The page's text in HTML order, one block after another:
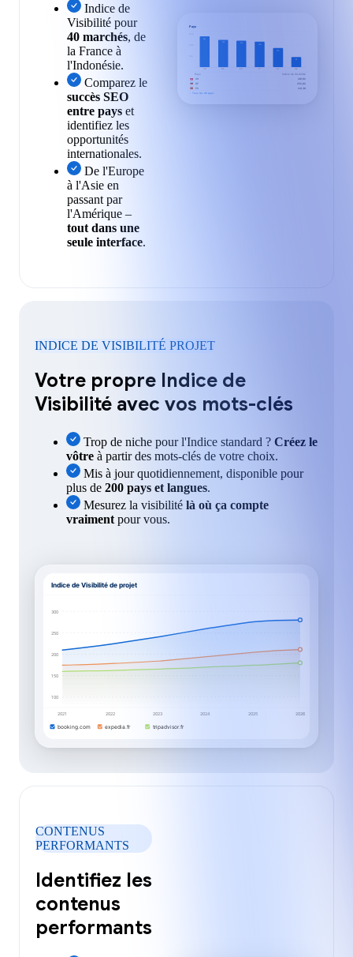
Indice de
Visibilité pour
40 marchés, de
la France à
l'Indonésie.
Comparez le
succès SEO
entre pays et
identifiez les
opportunités
internationales.
De l'Europe
à l'Asie en
passant par
l'Amérique –
tout dans une
seule interface.
Pays
281
234
175
Pays Indice de Visibilité
281,92
DE 250,80
ES 241,36
Tous les 40 pays
INDICE DE VISIBILITÉ PROJET
Votre propre Indice de
Visibilité avec vos mots-clés
Trop de niche pour l'Indice standard ? Créez le
vôtre à partir des mots-clés de votre choix.
Mis à jour quotidiennement, disponible pour
plus de 200 pays et langues.
Mesurez la visibilité là où ça compte
vraiment pour vous.
Indice de Visibilité de projet
300
250
200
150
100
2021 2022 2023 2024 2025 2026
booking.com expedia.fr tripadvisor.fr
CONTENUS
PERFORMANTS
Identifiez les
contenus
performants